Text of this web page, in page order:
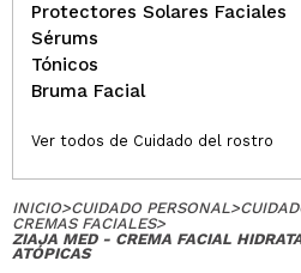
Protectores Solares Faciales
Sérums
Tónicos
Bruma Facial
Ver todos de Cuidado del rostro
INICIO>CUIDADO PERSONAL>
CREMAS FACIALES>
ZIAJA MED - CREMA FACIAL
ATÓPICAS